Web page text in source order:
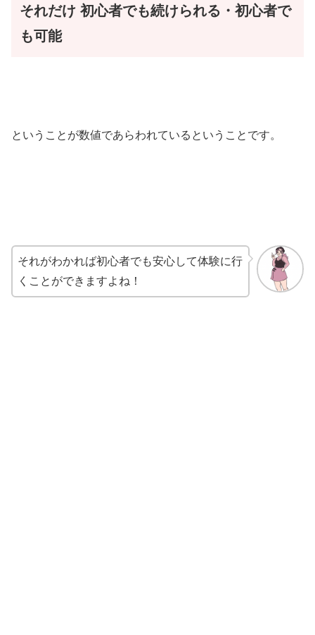
それだけ 初心者でも続けられる・初心者で
も可能
ということが数値であらわれているということです。
それがわかれば初心者でも安心して体験に行
くことができますよね！